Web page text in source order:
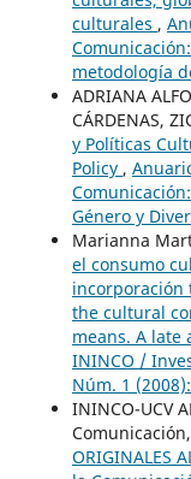
culturales ,
metodología
ADRIANA
CÁRDENAS,
y Políticas
Policy ,
Género y
Marianna
el consumo
incorporación
the cultural
means. A
ININCO /
Núm. 1
ININCO-UCV
Comunicación,
ORIGINALES